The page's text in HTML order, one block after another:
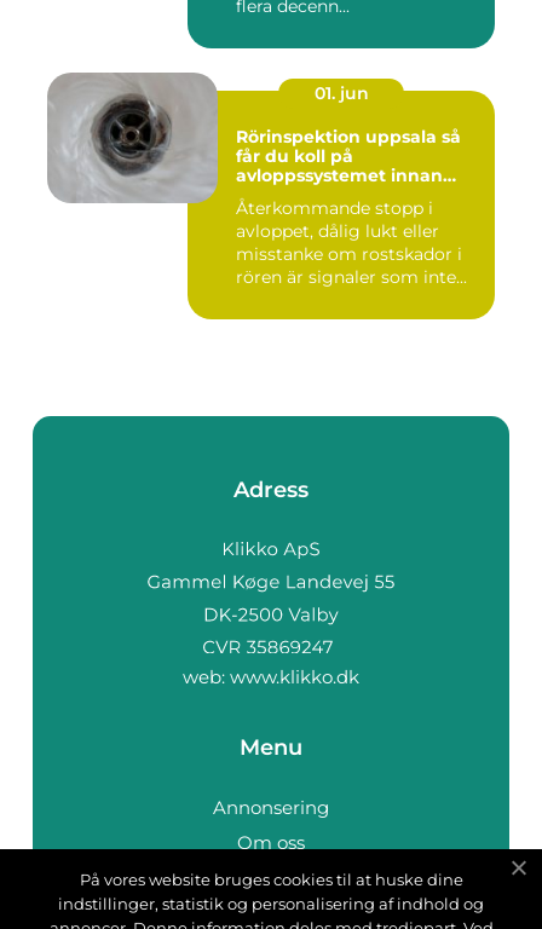
flera decenn...
01. jun
Rörinspektion uppsala så
får du koll på
avloppssystemet innan
problemen växer
Återkommande stopp i
avloppet, dålig lukt eller
misstanke om rostskador i
rören är signaler som inte...
Adress
web: www.klikko.dk
Menu
Annonsering
Om oss
Cookies
Kontakta oss
På vores website bruges cookies til at huske dine
indstillinger, statistik og personalisering af indhold og